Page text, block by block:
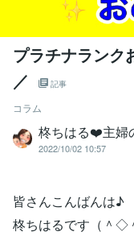
プラチナラン
／
記事
コラム
柊ちはる❤️主婦
2022/10/02 10:57
皆さんこんばんは♪
柊ちはるです（＾◇